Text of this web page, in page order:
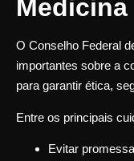
Medicina
O Conselho Federal
importantes sobre a
para garantir ética,
Entre os principais
Evitar